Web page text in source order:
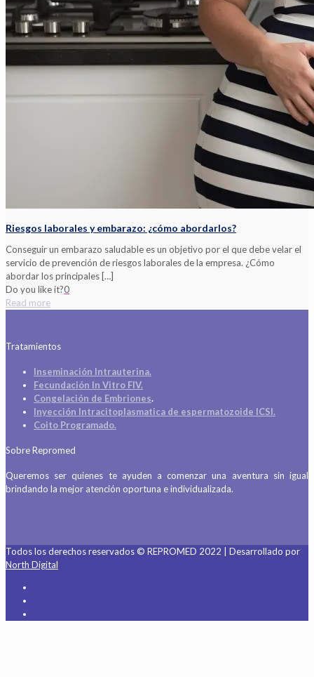
Riesgos laborales y embarazo: ¿cómo abordarlos?
Conseguir un embarazo saludable es un objetivo por el que debe velar el
servicio de prevención de riesgos laborales de la empresa. ¿Cómo
abordar los principales […]
Do you like it?0
Read more
Tratamientos
Inseminación Intrauterina.
Fecundación In Vitro FIV.
Congelación de Embriones.
Inyección Intracitoplasmatica de espermatozoide ICSI.
Coito Programado.
Sobre Repromed
Queremos ser quienes te ayuden a comenzar una aventura sin igual
brindando la mejor atención oportuna e individualizada.
Todos los derechos reservados © REPROMED 2022 | Desarrollado por
North Digital